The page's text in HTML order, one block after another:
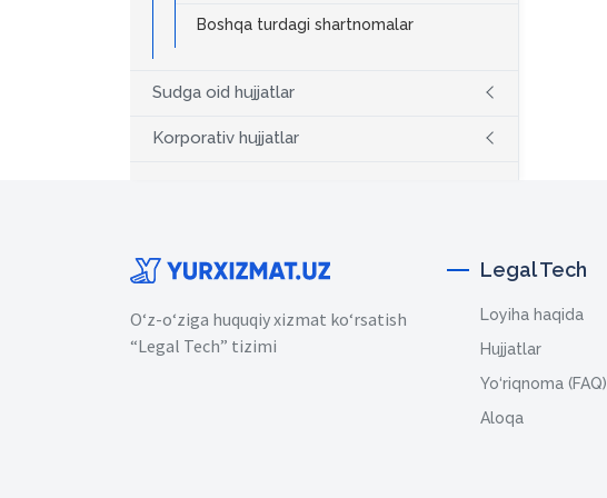
Boshqa turdagi shartnomalar
Sudga oid hujjatlar
Korporativ hujjatlar
O‘z-o‘ziga huquqiy xizmat ko‘rsatish
“Legal Tech” tizimi
Legal Tech
Loyiha haqida
Hujjatlar
Yo‘riqnoma (FAQ)
Aloqa